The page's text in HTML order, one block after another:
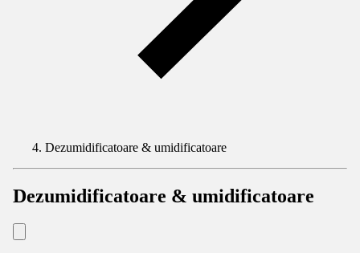
Dezumidificatoare & umidificatoare
Dezumidificatoare & umidificatoare